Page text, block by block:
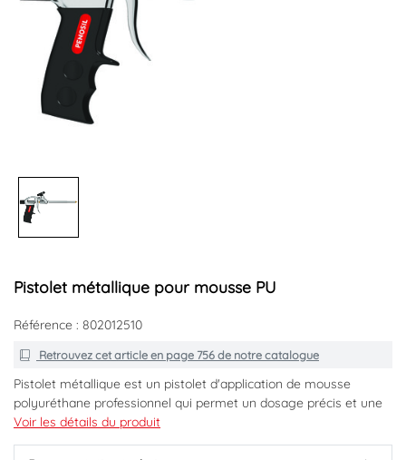
Pistolet métallique pour mousse PU
Référence : 802012510
Retrouvez cet article en page 756de notre catalogue
Pistolet métallique est un pistolet d'application de mousse
polyuréthane professionnel qui permet un dosage précis et une
bonne structure de mousse. Calfeutrement rapides, faciles,
précis des portes, fenêtres, appuis de fenêtres, panneaux
Voir les détails du produit